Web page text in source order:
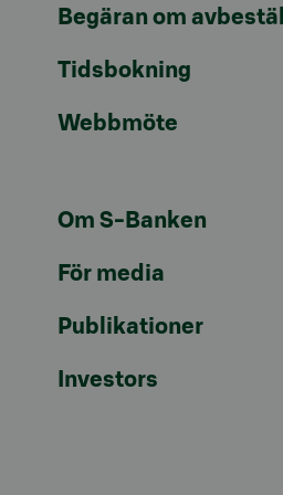
Begäran om
Tidsbokning
Webbmöte
Om S-Banken
För media
Publikationer
Investors